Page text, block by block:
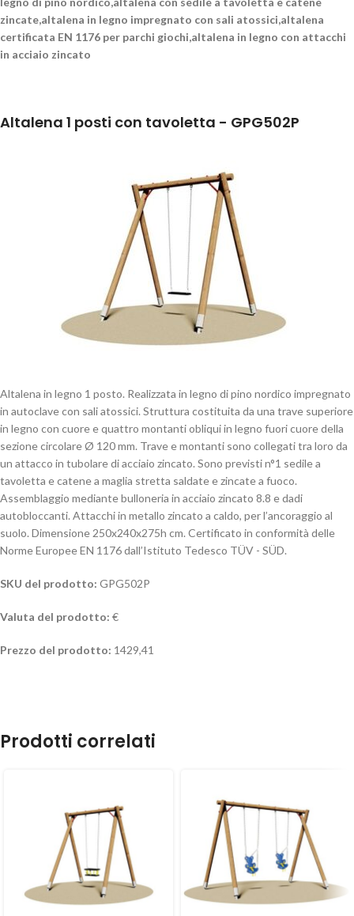
zincate,altalena in legno impregnato con sali atossici,altalena
certificata EN 1176 per parchi giochi,altalena in legno con attacchi
in acciaio zincato
Altalena 1 posti con tavoletta - GPG502P
Altalena in legno 1 posto. Realizzata in legno di pino nordico impregnato
in autoclave con sali atossici. Struttura costituita da una trave superiore
in legno con cuore e quattro montanti obliqui in legno fuori cuore della
sezione circolare Ø 120 mm. Trave e montanti sono collegati tra loro da
un attacco in tubolare di acciaio zincato. Sono previsti n°1 sedile a
tavoletta e catene a maglia stretta saldate e zincate a fuoco.
Assemblaggio mediante bulloneria in acciaio zincato 8.8 e dadi
autobloccanti. Attacchi in metallo zincato a caldo, per l’ancoraggio al
suolo. Dimensione 250x240x275h cm. Certificato in conformità delle
Norme Europee EN 1176 dall’Istituto Tedesco TÜV - SÜD.
SKU del prodotto: GPG502P
Valuta del prodotto: €
Prezzo del prodotto: 1429,41
Prodotti correlati